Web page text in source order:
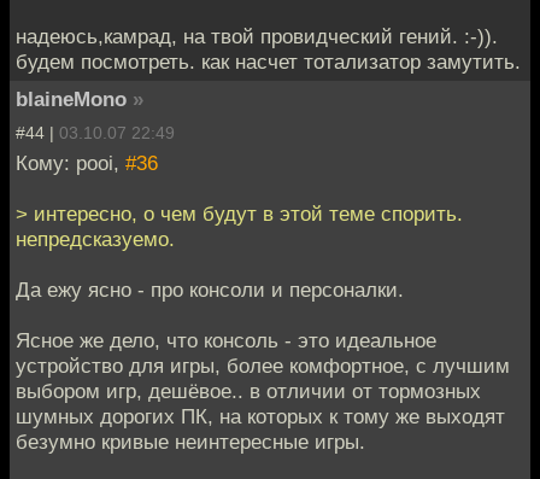
надеюсь,камрад, на твой провидческий гений. :-)).
будем посмотреть. как насчет тотализатор замутить.
blaineMono »
#44 | 03.10.07 22:49
Кому: pooi, #36
> интересно, о чем будут в этой теме спорить.
непредсказуемо.
Да ежу ясно - про консоли и персоналки.
Ясное же дело, что консоль - это идеальное
устройство для игры, более комфортное, с лучшим
выбором игр, дешёвое.. в отличии от тормозных
шумных дорогих ПК, на которых к тому же выходят
безумно кривые неинтересные игры.